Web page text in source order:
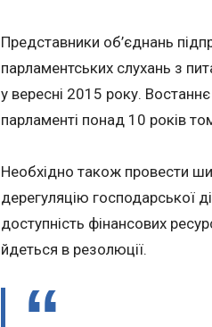
Представники об’єднань
парламентських слухань з
у вересні 2015 року.
парламенті понад 10 років
Необхідно також провести
дерегуляцію господарської
доступність фінансових
йдеться в резолюції.